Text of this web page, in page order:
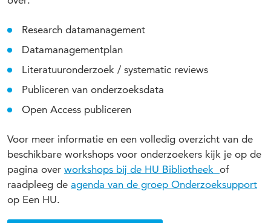
Research datamanagement
Datamanagementplan
Literatuuronderzoek / systematic reviews
Publiceren van onderzoeksdata
Open Access publiceren
Voor meer informatie en een volledig overzicht van de
beschikbare workshops voor onderzoekers kijk je op de
pagina over workshops bij de HU Bibliotheek of
raadpleeg de agenda van de groep Onderzoeksupport
op Een HU.